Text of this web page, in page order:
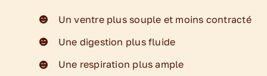
Un ventre plus souple et moins contracté
Une digestion plus fluide
Une respiration plus ample